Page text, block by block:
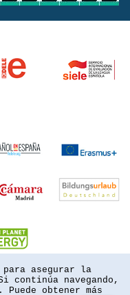
asegurar la
continúa navegando,
Puede obtener más